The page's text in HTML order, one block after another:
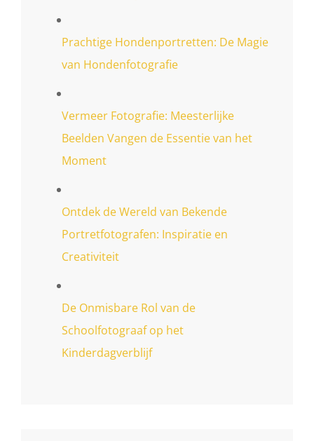
Prachtige Hondenportretten: De Magie
van Hondenfotografie
Vermeer Fotografie: Meesterlijke
Beelden Vangen de Essentie van het
Moment
Ontdek de Wereld van Bekende
Portretfotografen: Inspiratie en
Creativiteit
De Onmisbare Rol van de
Schoolfotograaf op het
Kinderdagverblijf